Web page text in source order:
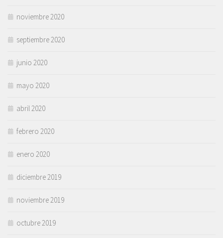
noviembre 2020
septiembre 2020
junio 2020
mayo 2020
abril 2020
febrero 2020
enero 2020
diciembre 2019
noviembre 2019
octubre 2019